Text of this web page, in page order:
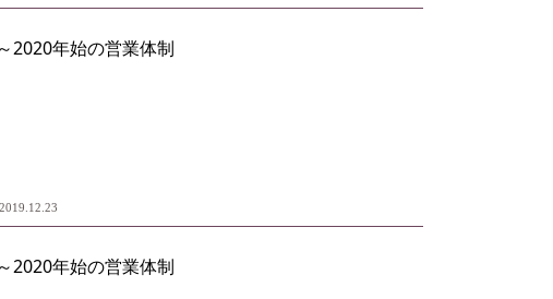
2020年始の営業体制
2019.12.23
2020年始の営業体制